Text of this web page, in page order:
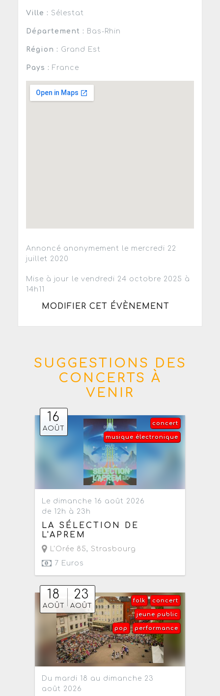
Ville : Sélestat
Département : Bas-Rhin
Région : Grand Est
Pays : France
Annoncé anonymement le mercredi 22
juillet 2020
Mise à jour le vendredi 24 octobre 2025 à
14h11
MODIFIER CET ÉVÈNEMENT
SUGGESTIONS DES
CONCERTS À
VENIR
16
AOÛT
concert
musique électronique
Le dimanche 16 août 2026
de 12h à 23h
LA SÉLECTION DE
L'APREM
L'Orée 85, Strasbourg
7 Euros
18
AOÛT
23
AOÛT
concert
folk
jeune public
performance
pop
Du mardi 18 au dimanche 23
août 2026